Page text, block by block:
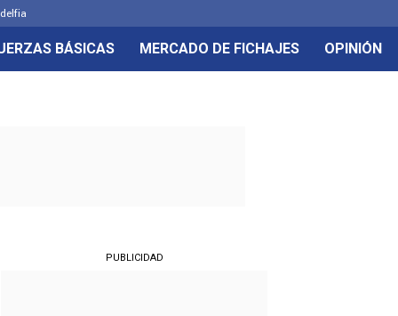
BÁSICAS MERCADO DE FICHAJES OPINIÓN
PUBLICIDAD